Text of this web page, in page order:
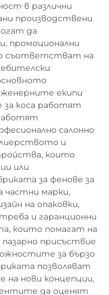
в различни
производствени
да
промоционални
съответстват на
екипи
за коса работят
салонно
и
които
или
за фенове за
частни марки,
на опаковки,
и гаранционни
които помагат на
присъствие
за бързо
позволяват
на нови концепции,
да оценят